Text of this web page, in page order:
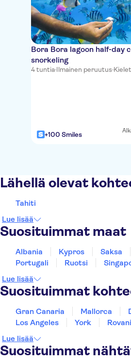
Bora Bora lagoon half-day
snorkeling
4 tuntia·Ilmainen peruutus·
+100 Smiles
Lähellä olevat
Tahiti
Lue lisää
Suosituimmat maat
Albania Kypros Saksa
Portugali
Ruotsi
Lue lisää
Suosituimmat
Gran Canaria Mallorca
Los Angeles
York
Lue lisää
Suosituimmat